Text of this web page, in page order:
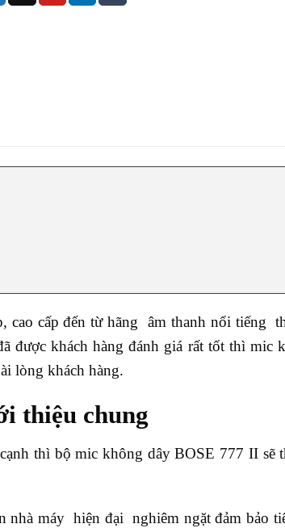
cấp đến từ hãng âm thanh nổi tiếng
được khách hàng đánh giá rất tốt thì mic
lòng khách hàng.
thiệu chung
thì bộ mic không dây BOSE 777 II sẽ
máy hiện đại nghiêm ngặt đảm bảo